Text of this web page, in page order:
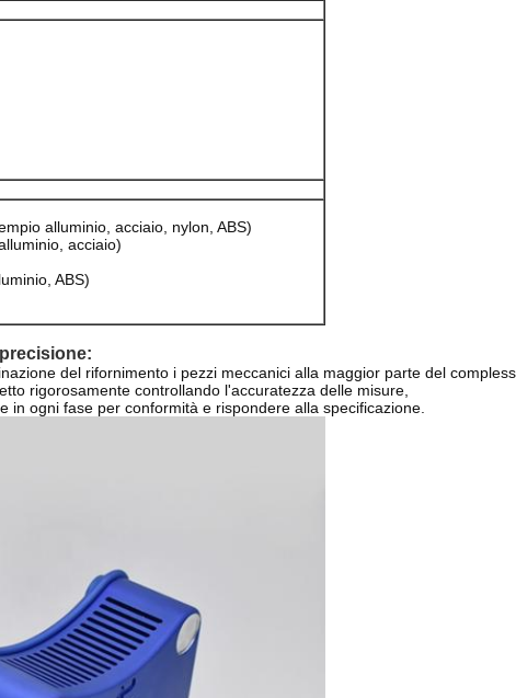
alluminio, acciaio, nylon, ABS)
acciaio)
ABS)
del rifornimento i pezzi meccanici alla maggior parte del
rigorosamente controllando l'accuratezza delle misure,
ogni fase per conformità e rispondere alla specificazione.